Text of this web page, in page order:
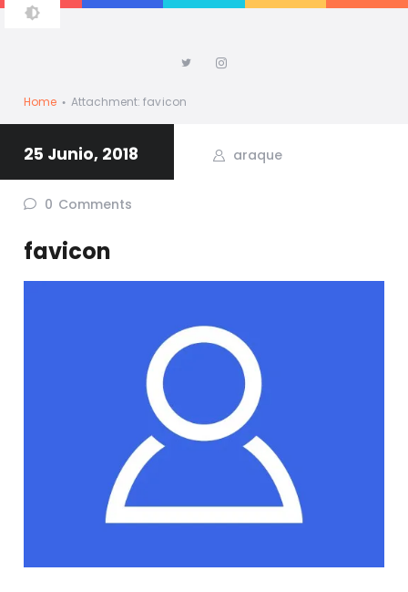
Home Attachment: favicon
ALBERTO ARAQUE
25 Junio, 2018 araque
0 Comments
favicon